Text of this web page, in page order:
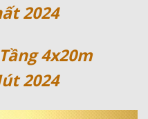
2024
4x20m
2024